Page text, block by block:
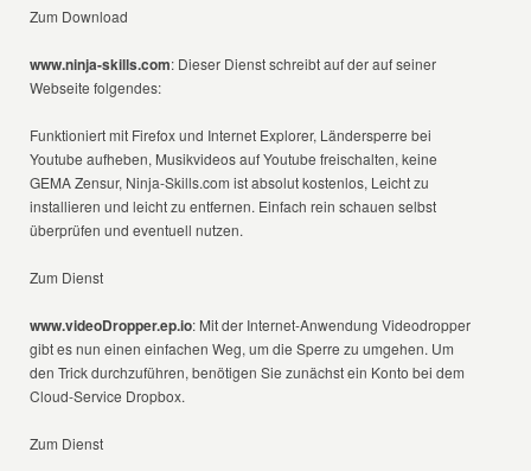
Zum Download
www.ninja-skills.com: Dieser Dienst schreibt auf der auf seiner
Webseite folgendes:
Funktioniert mit Firefox und Internet Explorer, Ländersperre bei
Youtube aufheben, Musikvideos auf Youtube freischalten, keine
GEMA Zensur, Ninja-Skills.com ist absolut kostenlos, Leicht zu
installieren und leicht zu entfernen. Einfach rein schauen selbst
überprüfen und eventuell nutzen.
Zum Dienst
www.videoDropper.ep.io: Mit der Internet-Anwendung Videodropper
gibt es nun einen einfachen Weg, um die Sperre zu umgehen. Um
den Trick durchzuführen, benötigen Sie zunächst ein Konto bei dem
Cloud-Service Dropbox.
Zum Dienst